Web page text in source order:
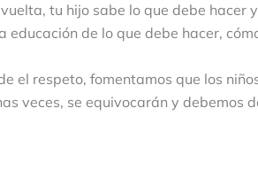
tu hijo sabe lo que debe hacer
educación de lo que debe hacer,
el respeto, fomentamos que los
veces, se equivocarán y debemos